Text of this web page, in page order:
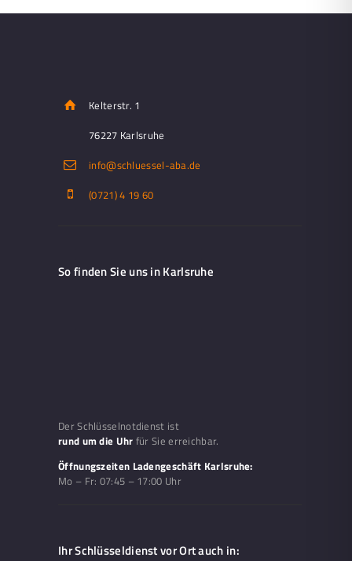
Kelterstr. 1
76227 Karlsruhe
info@schluessel-aba.de
(0721) 4 19 60
So finden Sie uns in Karlsruhe
Der Schlüsselnotdienst ist
rund um die Uhr für Sie erreichbar.
Öffnungszeiten Ladengeschäft Karlsruhe:
Mo – Fr: 07:45 – 17:00 Uhr
Ihr Schlüsseldienst vor Ort auch in: